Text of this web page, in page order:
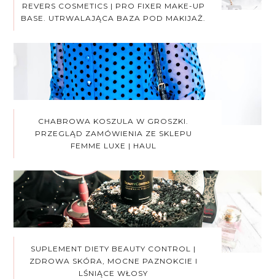
REVERS COSMETICS | PRO FIXER MAKE-UP
BASE. UTRWALAJĄCA BAZA POD MAKIJAŻ.
CHABROWA KOSZULA W GROSZKI.
PRZEGLĄD ZAMÓWIENIA ZE SKLEPU
FEMME LUXE | HAUL
SUPLEMENT DIETY BEAUTY CONTROL |
ZDROWA SKÓRA, MOCNE PAZNOKCIE I
LŚNIĄCE WŁOSY